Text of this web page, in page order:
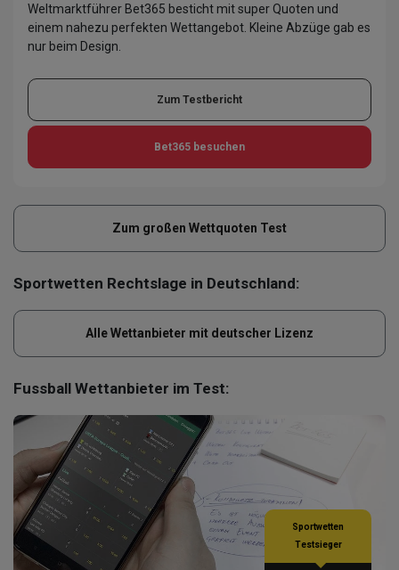
Weltmarktführer Bet365 besticht mit super Quoten und
einem nahezu perfekten Wettangebot. Kleine Abzüge gab es
nur beim Design.
Zum Testbericht
Bet365 besuchen
Zum großen Wettquoten Test
Sportwetten Rechtslage in Deutschland:
Alle Wettanbieter mit deutscher Lizenz
Fussball Wettanbieter im Test:
Sportwetten
Testsieger